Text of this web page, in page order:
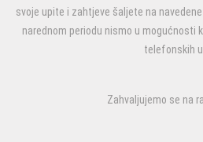
svoje upite i zahtjeve šaljete na
narednom periodu nismo u mogućnosti
telefonskih
Zahvaljujemo se na